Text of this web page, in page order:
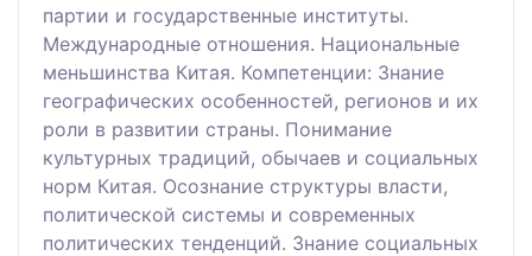
партии и государственные институты.
Международные отношения. Национальные
меньшинства Китая. Компетенции: Знание
географических особенностей, регионов и их
роли в развитии страны. Понимание
культурных традиций, обычаев и социальных
норм Китая. Осознание структуры власти,
политической системы и современных
политических тенденций. Знание социальных